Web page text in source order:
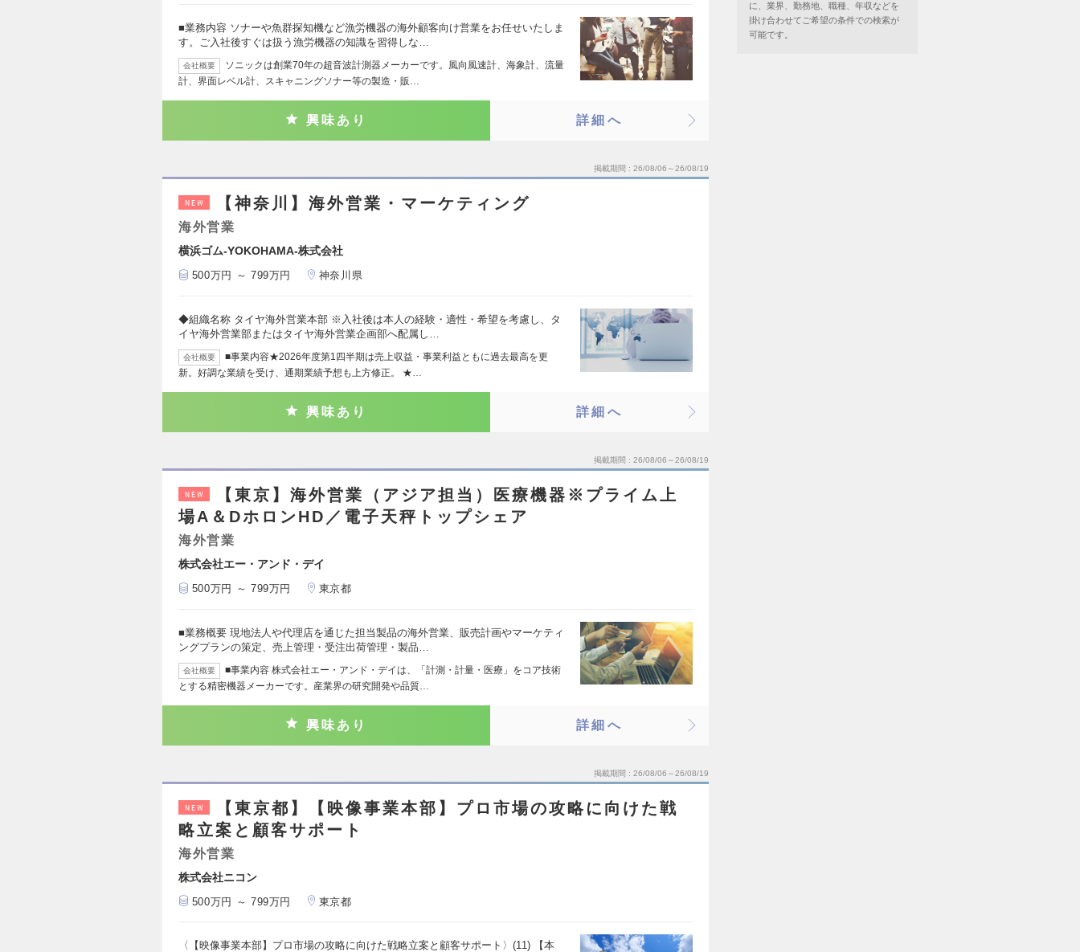
■業務内容 ソナーや魚群探知機など漁労機器の海外顧客向け営業をお任せいたしま
す。ご入社後すぐは扱う漁労機器の知識を習得しな…
会社概要
ソニックは創業70年の超音波計測器メーカーです。風向風速計、海象計、流量
計、界面レベル計、スキャニングソナー等の製造・販…
興味あり 詳細へ
掲載期間 26/08/06～26/08/19
NEW 【神奈川】海外営業・マーケティング
海外営業
横浜ゴム-YOKOHAMA-株式会社
500万円 ～ 799万円 神奈川県
◆組織名称 タイヤ海外営業本部 ※入社後は本人の経験・適性・希望を考慮し、タ
イヤ海外営業部またはタイヤ海外営業企画部へ配属し…
会社概要
■事業内容★2026年度第1四半期は売上収益・事業利益ともに過去最高を更
新。好調な業績を受け、通期業績予想も上方修正。 ★…
興味あり 詳細へ
掲載期間 26/08/06～26/08/19
NEW
【東京】海外営業（アジア担当）医療機器※プライム上
場A＆DホロンHD／電子天秤トップシェア
海外営業
株式会社エー・アンド・デイ
500万円 ～ 799万円 東京都
■業務概要 現地法人や代理店を通じた担当製品の海外営業、販売計画やマーケティ
ングプランの策定、売上管理・受注出荷管理・製品…
会社概要
■事業内容 株式会社エー・アンド・デイは、「計測・計量・医療」をコア技術
とする精密機器メーカーです。産業界の研究開発や品質…
興味あり 詳細へ
掲載期間 26/08/06～26/08/19
NEW
【東京都】【映像事業本部】プロ市場の攻略に向けた戦
略立案と顧客サポート
海外営業
株式会社ニコン
500万円 ～ 799万円 東京都
〈【映像事業本部】プロ市場の攻略に向けた戦略立案と顧客サポート〉(11) 【本
に、業界、勤務地、職種、年収などを
掛け合わせてご希望の条件での検索が
可能です。